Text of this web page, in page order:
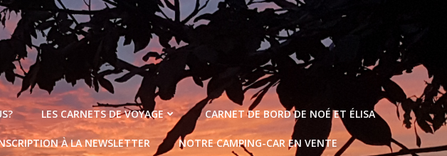
LES CARNETS DE VOYAGE CARNET DE BORD DE NOÉ ET ÉLISA
À LA NEWSLETTER NOTRE CAMPING-CAR EN VENTE